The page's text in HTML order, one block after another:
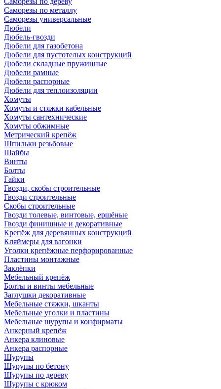
Саморезы по металлу
Саморезы универсальные
Дюбели
Дюбель-гвозди
Дюбели для газобетона
Дюбели для пустотелых конструкций
Дюбели складные пружинные
Дюбели рамные
Дюбели распорные
Дюбели для теплоизоляции
Хомуты
Хомуты и стяжки кабельные
Хомуты сантехнические
Хомуты обжимные
Метрический крепёж
Шпильки резьбовые
Шайбы
Винты
Болты
Гайки
Гвозди, скобы строительные
Гвозди строительные
Скобы строительные
Гвозди толевые, винтовые, ершёные
Гвозди финишные и декоративные
Крепёж для деревянных конструкций
Кляймеры для вагонки
Уголки крепёжные перфорированные
Пластины монтажные
Заклёпки
Мебельный крепёж
Болты и винты мебельные
Заглушки декоративные
Мебельные стяжки, шканты
Мебельные уголки и пластины
Мебельные шурупы и конфирматы
Анкерный крепёж
Анкера клиновые
Анкера распорные
Шурупы
Шурупы по бетону
Шурупы по дереву
Шурупы с крюком